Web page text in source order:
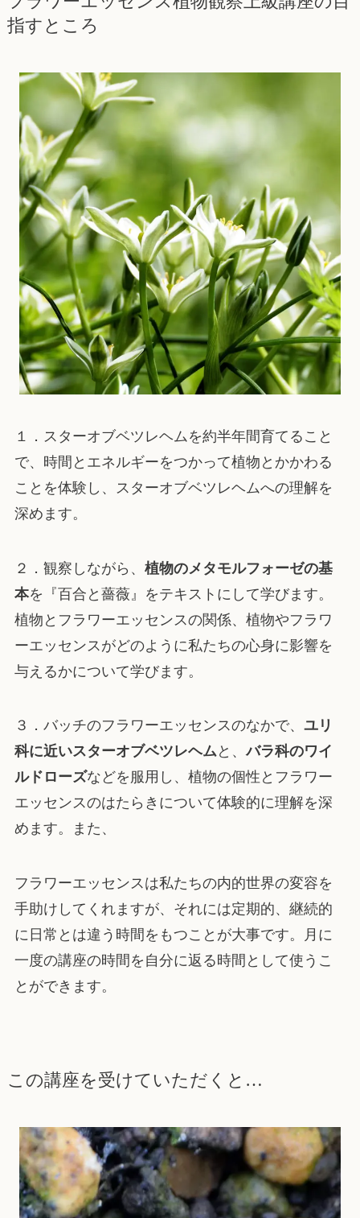
指すところ
１．スターオブベツレヘムを約半年間育てること
で、時間とエネルギーをつかって植物とかかわる
ことを体験し、スターオブベツレヘムへの理解を
深めます。
２．観察しながら、 植物のメタモルフォーゼの基
本を『百合と薔薇』をテキストにして学びます。
植物とフラワーエッセンスの関係、植物やフラワ
ーエッセンスがどのように私たちの心身に影響を
与えるかについて学びます。
３．バッチのフラワーエッセンスのなかで、 ユリ
科に近いスターオブベツレヘムと、バラ科のワイ
ルドローズなどを服用し、植物の個性とフラワー
エッセンスのはたらきについて体験的に理解を深
めます。また、
フラワーエッセンスは私たちの内的世界の変容を
手助けしてくれますが、それには定期的、継続的
に日常とは違う時間をもつことが大事です。月に
一度の講座の時間を自分に返る時間として使うこ
とができます。
この講座を受けていただくと…